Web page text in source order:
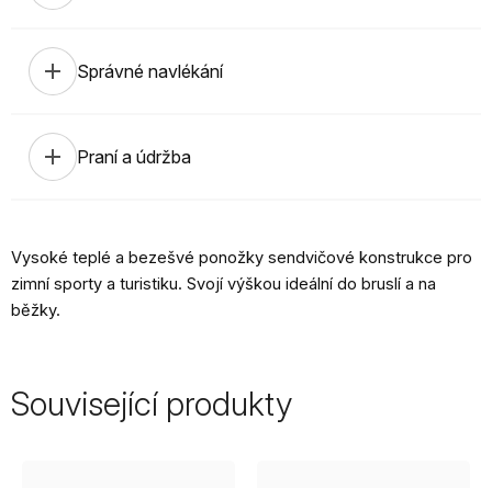
add Správné navlékání
add Praní a údržba
Vysoké teplé a bezešvé ponožky sendvičové konstrukce pro
zimní sporty a turistiku. Svojí výškou ideální do bruslí a na
běžky.
Související produkty